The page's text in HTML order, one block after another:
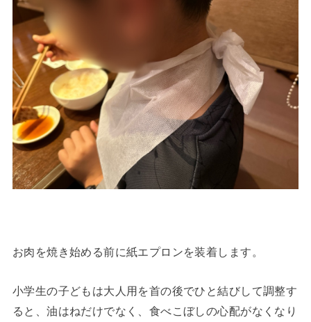
お肉を焼き始める前に紙エプロンを装着します。
小学生の子どもは大人用を首の後でひと結びして調整す
ると、油はねだけでなく、食べこぼしの心配がなくなり